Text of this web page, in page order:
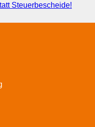
Steuerbescheide!